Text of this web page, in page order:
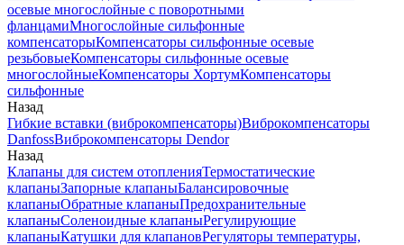
осевые многослойные с поворотными
фланцамиМногослойные сильфонные
компенсаторыКомпенсаторы сильфонные осевые
резьбовыеКомпенсаторы сильфонные осевые
многослойныеКомпенсаторы ХортумКомпенсаторы
сильфонные
Назад
Гибкие вставки (виброкомпенсаторы)Виброкомпенсаторы
DanfossВиброкомпенсаторы Dendor
Назад
Клапаны для систем отопленияТермостатические
клапаныЗапорные клапаныБалансировочные
клапаныОбратные клапаныПредохранительные
клапаныСоленоидные клапаныРегулирующие
клапаныКатушки для клапановРегуляторы температуры,